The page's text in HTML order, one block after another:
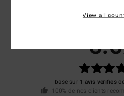
5.0
basé sur 1 avis vérifiés
100% de nos clients
View all